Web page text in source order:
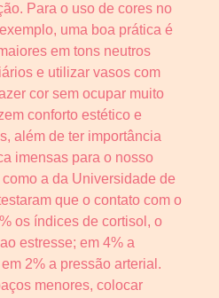
Para o uso de cores no
uma boa prática é
em tons neutros
e utilizar vasos com
cor sem ocupar muito
conforto estético e
além de ter importância
imensas para o nosso
a da Universidade de
que o contato com o
os índices de cortisol, o
estresse; em 4% a
2% a pressão arterial.
menores, colocar